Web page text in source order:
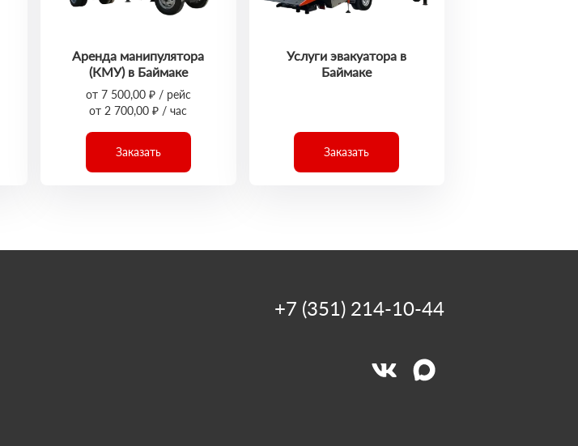
Аренда манипулятора
(КМУ) в Баймаке
от 7 500,00 ₽ / рейс
от 2 700,00 ₽ / час
Заказать
Услуги эвакуатора в
Баймаке
Заказать
+7 (351) 214-10-44